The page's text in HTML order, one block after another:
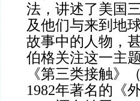
法，讲述了美国
及他们与来到地
故事中的人物，
伯格关注这一主
《第三类接触》
1982年著名的《